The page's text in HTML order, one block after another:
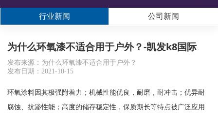
行业新闻 公司新闻
为什么环氧漆不适合用于户外？-凯发k8国际
发布来源：为什么环氧漆不适合用于户外？
发布日期：2021-10-15
环氧涂料因其极强附着力；机械性能优良，耐磨，耐冲击；优异耐
腐蚀、抗渗性能；高度的储存稳定性，保质期长等特点被广泛应用